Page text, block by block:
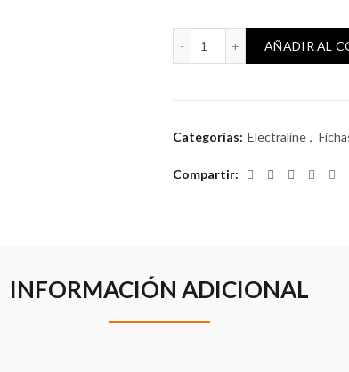
Adaptador Electraline
AÑADIR AL
Categorías: Electraline ,
Compartir
INFORMACIÓN ADICIONAL